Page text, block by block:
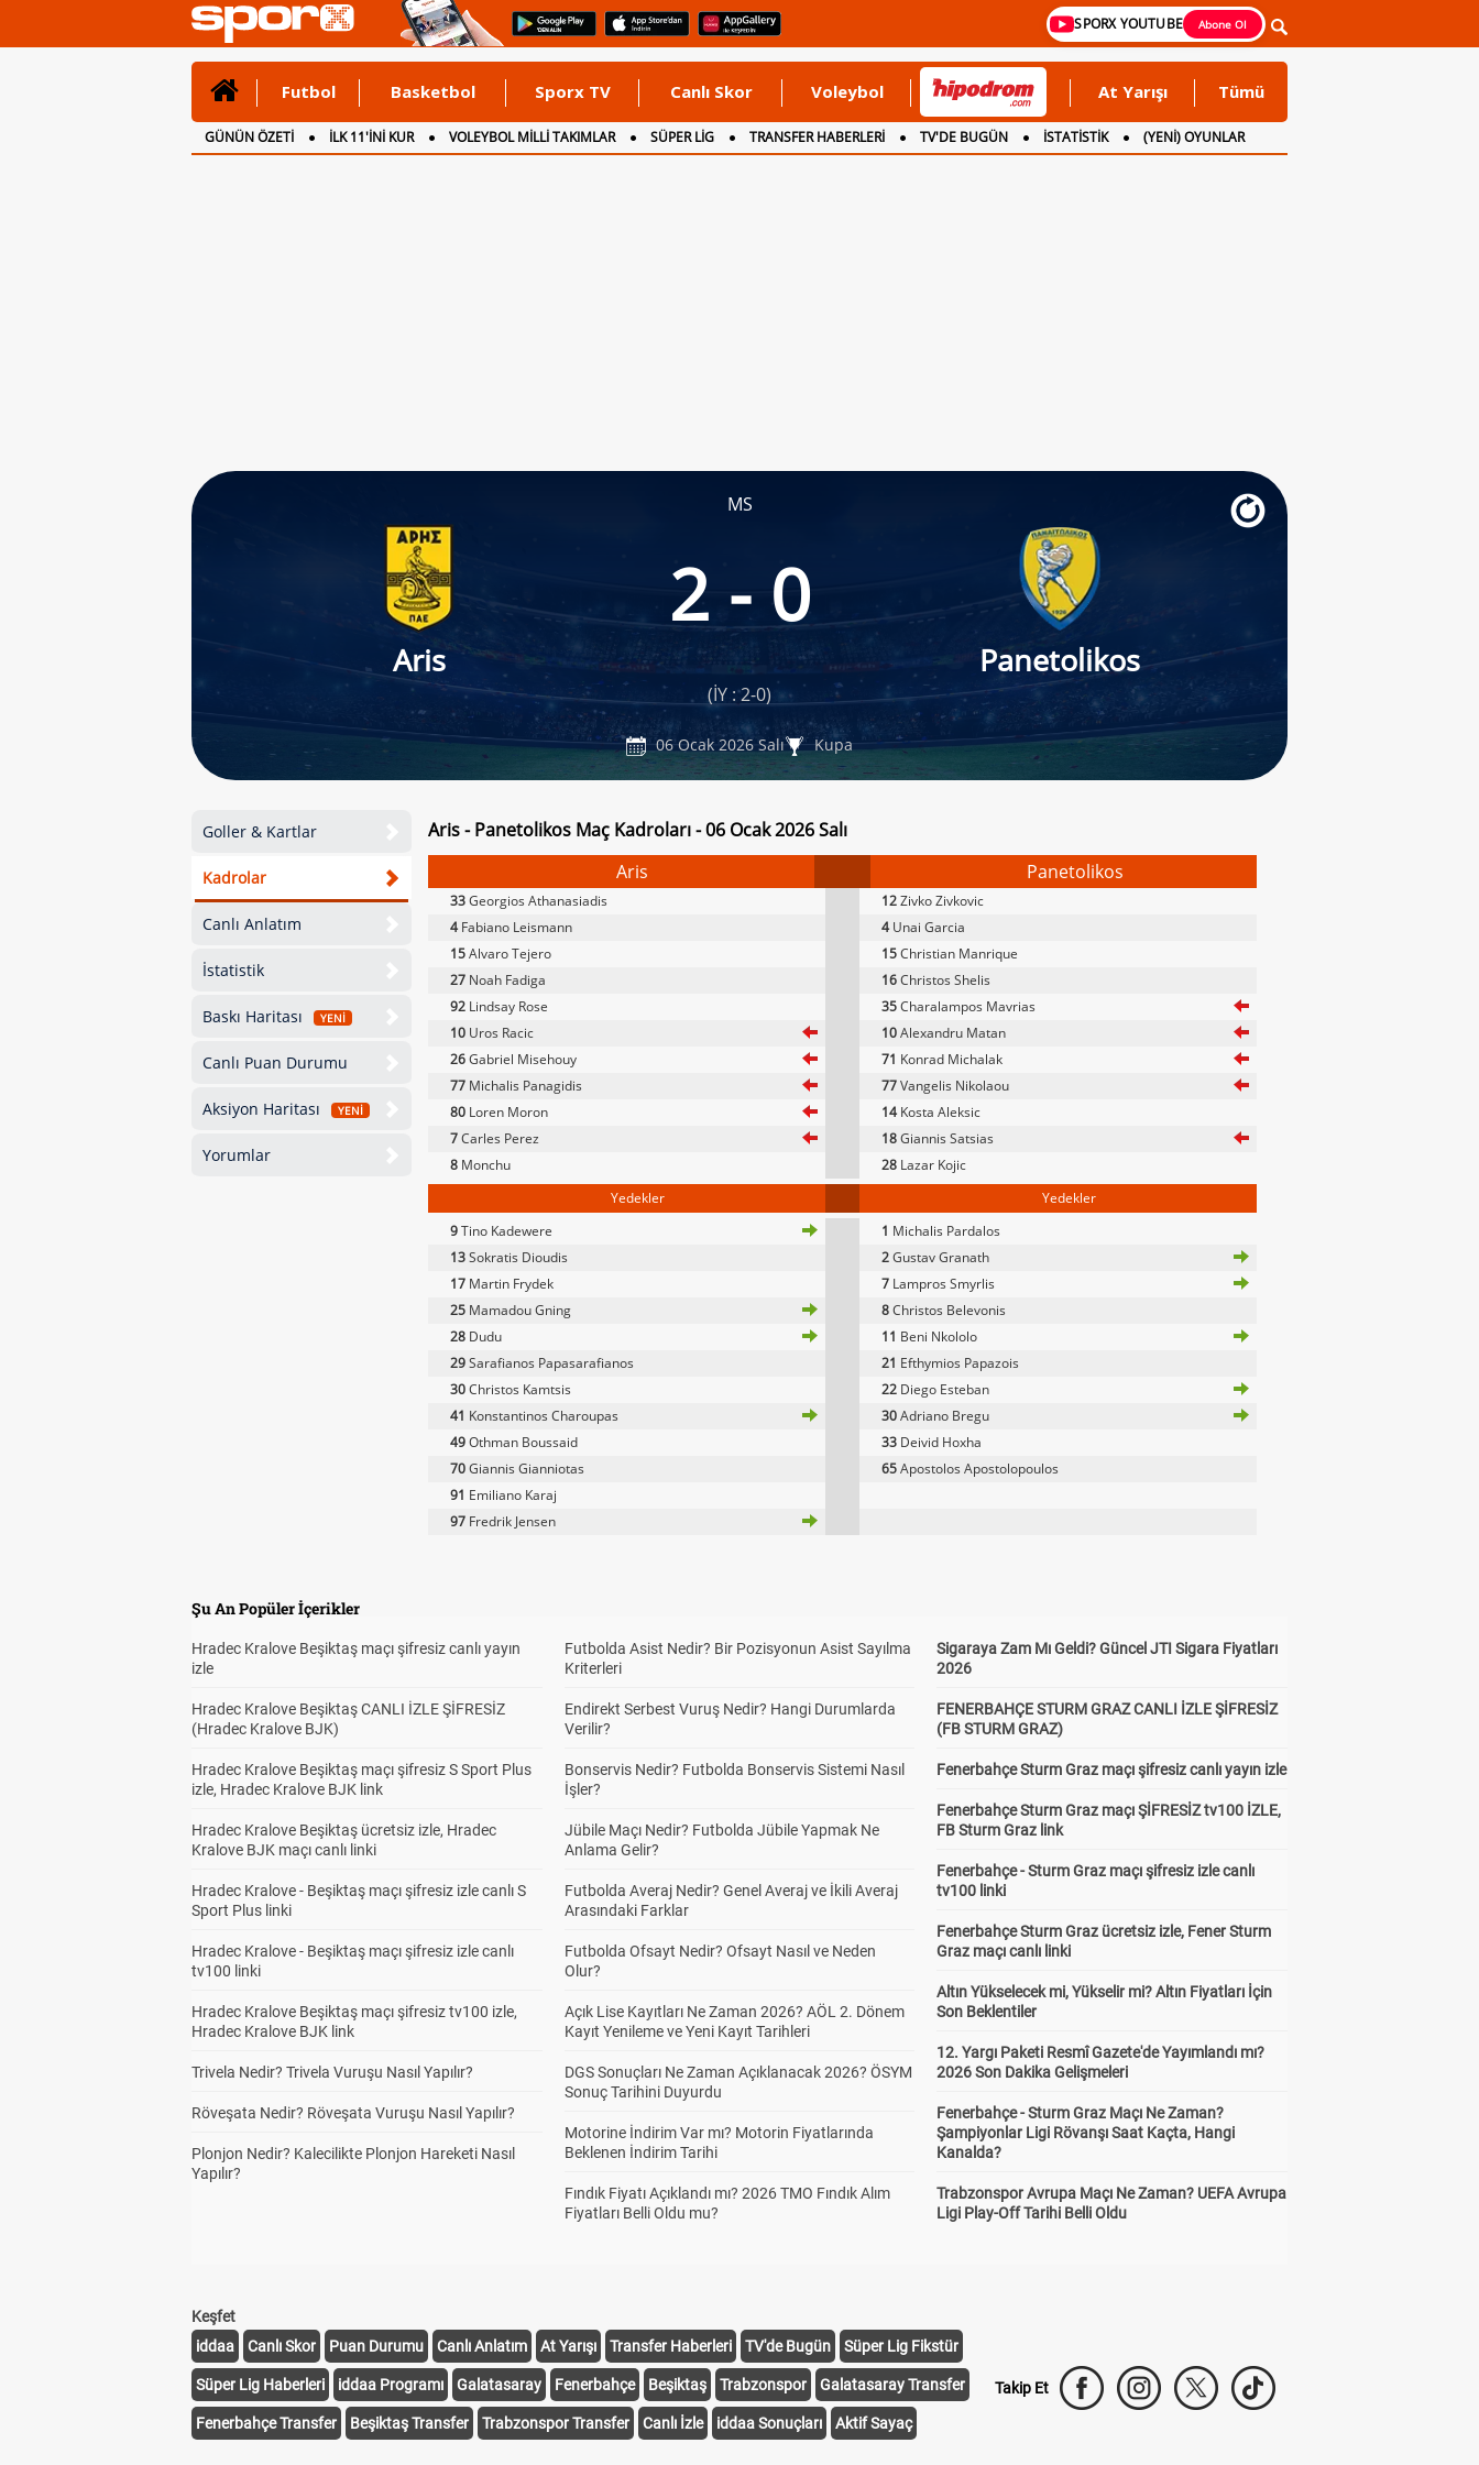
SPORX YOUTUBE Abone Ol
Futbol Basketbol Sporx TV Canlı Skor Voleybol At Yarışı Tümü
GÜNÜN ÖZETİ İLK 11'İNİ KUR VOLEYBOL MİLLİ TAKIMLAR SÜPER LİG TRANSFER HABERLERİ TV'DE BUGÜN İSTATİSTİK
(YENİ) OYUNLAR
CANLI ANLATIM
İNGİLTERE
MS
Aris
2 - 0
Panetolikos
(İY : 2-0)
06 Ocak 2026 Salı Kupa
Goller & Kartlar
Kadrolar
Canlı Anlatım
İstatistik
Baskı Haritası YENİ
Canlı Puan Durumu
Aksiyon Haritası YENİ
Yorumlar
Aris - Panetolikos Maç Kadroları - 06 Ocak 2026 Salı
Aris
Panetolikos
33Georgios Athanasiadis 12Zivko Zivkovic
4 Fabiano Leismann 4 Unai Garcia
15Alvaro Tejero 15Christian Manrique
27 Noah Fadiga 16Christos Shelis
92 Lindsay Rose 35Charalampos Mavrias
10 Uros Racic 10Alexandru Matan
26Gabriel Misehouy 71 Konrad Michalak
77 Michalis Panagidis 77Vangelis Nikolaou
80 Loren Moron 14 Kosta Aleksic
7Carles Perez 18Giannis Satsias
8 Monchu 28 Lazar Kojic
Yedekler
Yedekler
9Tino Kadewere 1 Michalis Pardalos
13Sokratis Dioudis 2Gustav Granath
17 Martin Frydek 7 Lampros Smyrlis
25 Mamadou Gning 8Christos Belevonis
28 Dudu 11 Beni Nkololo
29Sarafianos Papasarafianos 21 Efthymios Papazois
30Christos Kamtsis 22 Diego Esteban
41 Konstantinos Charoupas 30Adriano Bregu
49Othman Boussaid 33 Deivid Hoxha
70Giannis Gianniotas 65Apostolos Apostolopoulos
91 Emiliano Karaj
97 Fredrik Jensen
Şu An Popüler İçerikler
Hradec Kralove Beşiktaş maçı şifresiz canlı yayın
izle
Hradec Kralove Beşiktaş CANLI İZLE ŞİFRESİZ
(Hradec Kralove BJK)
Hradec Kralove Beşiktaş maçı şifresiz S Sport Plus
izle, Hradec Kralove BJK link
Hradec Kralove Beşiktaş ücretsiz izle, Hradec
Kralove BJK maçı canlı linki
Hradec Kralove - Beşiktaş maçı şifresiz izle canlı S
Sport Plus linki
Hradec Kralove - Beşiktaş maçı şifresiz izle canlı
tv100 linki
Hradec Kralove Beşiktaş maçı şifresiz tv100 izle,
Hradec Kralove BJK link
Trivela Nedir? Trivela Vuruşu Nasıl Yapılır?
Röveşata Nedir? Röveşata Vuruşu Nasıl Yapılır?
Plonjon Nedir? Kalecilikte Plonjon Hareketi Nasıl
Yapılır?
Futbolda Asist Nedir? Bir Pozisyonun Asist Sayılma
Kriterleri
Endirekt Serbest Vuruş Nedir? Hangi Durumlarda
Verilir?
Bonservis Nedir? Futbolda Bonservis Sistemi Nasıl
İşler?
Jübile Maçı Nedir? Futbolda Jübile Yapmak Ne
Anlama Gelir?
Futbolda Averaj Nedir? Genel Averaj ve İkili Averaj
Arasındaki Farklar
Futbolda Ofsayt Nedir? Ofsayt Nasıl ve Neden
Olur?
Açık Lise Kayıtları Ne Zaman 2026? AÖL 2. Dönem
Kayıt Yenileme ve Yeni Kayıt Tarihleri
DGS Sonuçları Ne Zaman Açıklanacak 2026? ÖSYM
Sonuç Tarihini Duyurdu
Motorine İndirim Var mı? Motorin Fiyatlarında
Beklenen İndirim Tarihi
Fındık Fiyatı Açıklandı mı? 2026 TMO Fındık Alım
Fiyatları Belli Oldu mu?
Sigaraya Zam Mı Geldi? Güncel JTI Sigara Fiyatları
2026
FENERBAHÇE STURM GRAZ CANLI İZLE ŞİFRESİZ
(FB STURM GRAZ)
Fenerbahçe Sturm Graz maçı şifresiz canlı yayın izle
Fenerbahçe Sturm Graz maçı ŞİFRESİZ tv100 İZLE,
FB Sturm Graz link
Fenerbahçe - Sturm Graz maçı şifresiz izle canlı
tv100 linki
Fenerbahçe Sturm Graz ücretsiz izle, Fener Sturm
Graz maçı canlı linki
Altın Yükselecek mi, Yükselir mi? Altın Fiyatları İçin
Son Beklentiler
12. Yargı Paketi Resmî Gazete'de Yayımlandı mı?
2026 Son Dakika Gelişmeleri
Fenerbahçe - Sturm Graz Maçı Ne Zaman?
Şampiyonlar Ligi Rövanşı Saat Kaçta, Hangi
Kanalda?
Trabzonspor Avrupa Maçı Ne Zaman? UEFA Avrupa
Ligi Play-Off Tarihi Belli Oldu
Keşfet
iddaa
Canlı Skor Puan Durumu Canlı Anlatım At Yarışı Transfer Haberleri TV'de Bugün Süper Lig Fikstür
Süper Lig Haberleri iddaa Programı Galatasaray Fenerbahçe Beşiktaş Trabzonspor Galatasaray Transfer
Fenerbahçe Transfer Beşiktaş Transfer Trabzonspor Transfer Canlı İzle iddaa Sonuçları Aktif Sayaç
Takip Et